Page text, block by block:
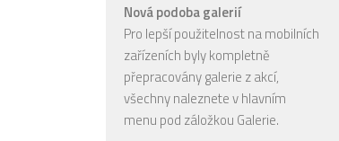
Nová podoba galerií
Pro lepší použitelnost na mobilních
zařízeních byly kompletně
přepracovány galerie z akcí,
všechny naleznete v hlavním
menu pod záložkou Galerie.